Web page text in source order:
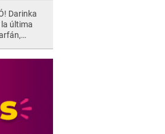
Darinka
la última